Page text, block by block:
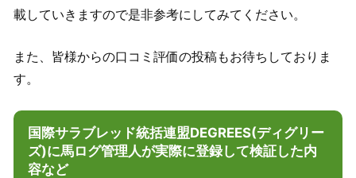
載していきますので是非参考にしてみてください。
また、皆様からの口コミ評価の投稿もお待ちしておりま
す。
国際サラブレッド統括連盟DEGREES(ディグリー
ズ)に馬ログ管理人が実際に登録して検証した内
容など